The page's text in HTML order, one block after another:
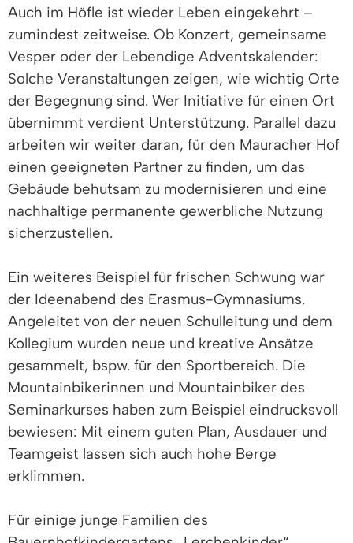
Auch im Höfle ist wieder Leben eingekehrt –
zumindest zeitweise. Ob Konzert, gemeinsame
Vesper oder der Lebendige Adventskalender:
Solche Veranstaltungen zeigen, wie wichtig Orte
der Begegnung sind. Wer Initiative für einen Ort
übernimmt verdient Unterstützung. Parallel dazu
arbeiten wir weiter daran, für den Mauracher Hof
einen geeigneten Partner zu finden, um das
Gebäude behutsam zu modernisieren und eine
nachhaltige permanente gewerbliche Nutzung
sicherzustellen.
Ein weiteres Beispiel für frischen Schwung war
der Ideenabend des Erasmus-Gymnasiums.
Angeleitet von der neuen Schulleitung und dem
Kollegium wurden neue und kreative Ansätze
gesammelt, bspw. für den Sportbereich. Die
Mountainbikerinnen und Mountainbiker des
Seminarkurses haben zum Beispiel eindrucksvoll
bewiesen: Mit einem guten Plan, Ausdauer und
Teamgeist lassen sich auch hohe Berge
erklimmen.
Für einige junge Familien des